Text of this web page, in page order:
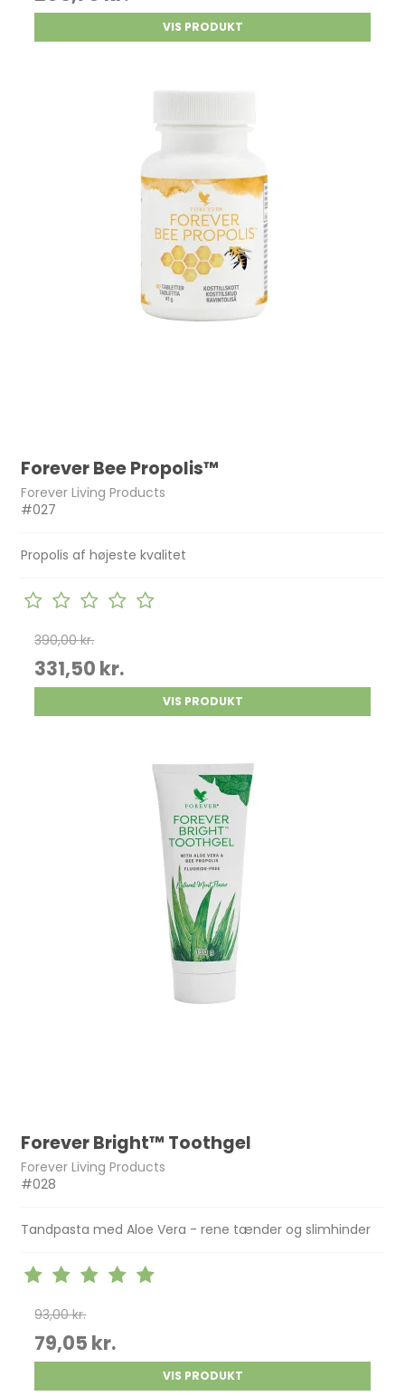
VIS PRODUKT
Forever Bee Propolis™
Forever Living Products
#027
Propolis af højeste kvalitet
390,00 kr.
331,50 kr.
VIS PRODUKT
Forever Bright™ Toothgel
Forever Living Products
#028
Tandpasta med Aloe Vera - rene tænder og slimhinder
93,00 kr.
79,05 kr.
VIS PRODUKT